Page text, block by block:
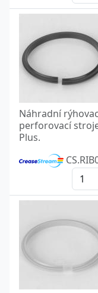
Náhradní
perforovací
Plus.